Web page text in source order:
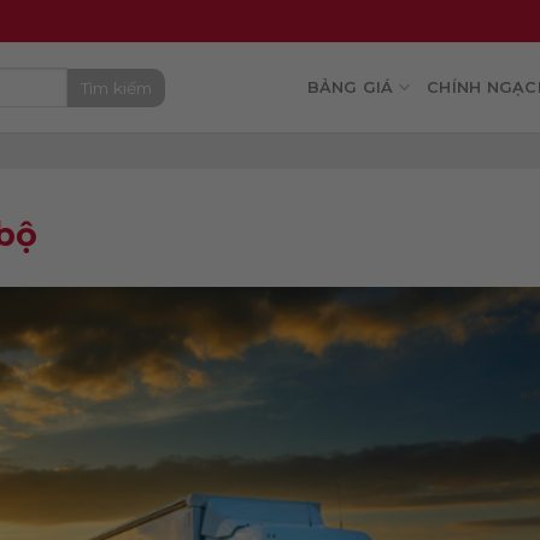
Tìm kiếm BẢNG GIÁ CHÍNH